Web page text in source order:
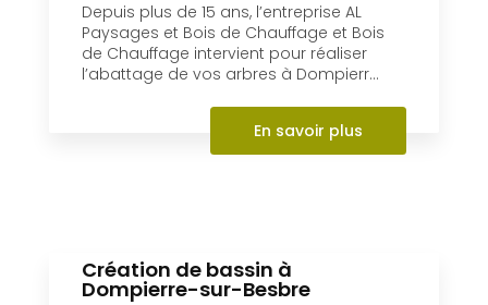
Depuis plus de 15 ans, l’entreprise AL
Paysages et Bois de Chauffage et Bois
de Chauffage intervient pour réaliser
l’abattage de vos arbres à Dompierr...
En savoir plus
Création de bassin à
Dompierre-sur-Besbre